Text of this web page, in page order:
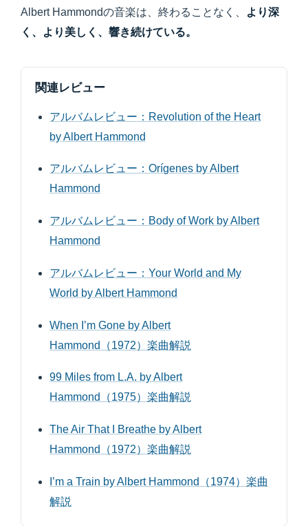
Albert Hammondの音楽は、終わることなく、
より深
く、より美しく、響き続けている。
関連レビュー
アルバムレビュー：Revolution of the Heart
by Albert Hammond
アルバムレビュー：Orígenes by Albert
Hammond
アルバムレビュー：Body of Work by Albert
Hammond
アルバムレビュー：Your World and My
World by Albert Hammond
When I’m Gone by Albert
Hammond（1972）楽曲解説
99 Miles from L.A. by Albert
Hammond（1975）楽曲解説
The Air That I Breathe by Albert
Hammond（1972）楽曲解説
I’m a Train by Albert Hammond（1974）楽曲
解説